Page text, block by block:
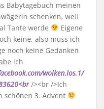
Babytagebuch meinen
schenken, weil
Tante werde
Eigene
keine, also muss ich
noch keine Gedanken
ich
wolken.los.1/
/><br />Ich
schönen 3. Advent